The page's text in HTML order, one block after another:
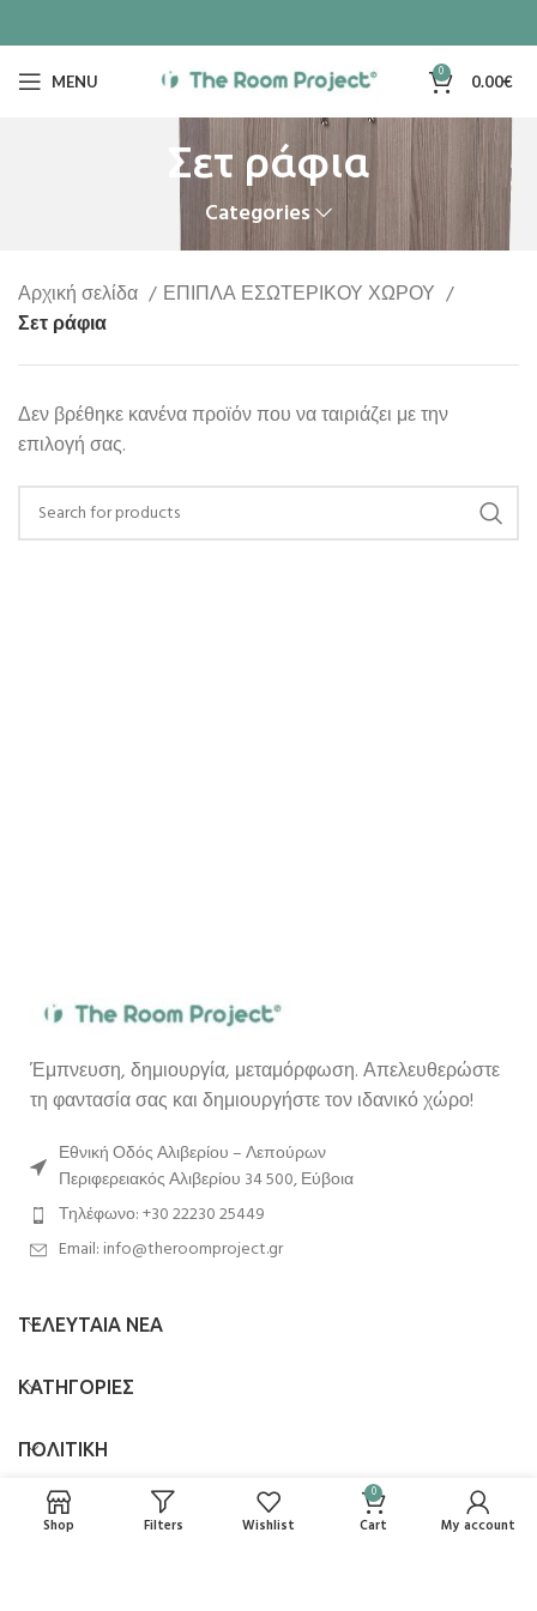
MENU 0 0.00€
Σετ ράφια
Categories
Αρχική σελίδα
ΕΠΙΠΛΑ ΕΣΩΤΕΡΙΚΟΥ ΧΩΡΟΥ
Σετ ράφια
Δεν βρέθηκε κανένα προϊόν που να ταιριάζει με την
επιλογή σας.
Έμπνευση, δημιουργία, μεταμόρφωση. Απελευθερώστε
τη φαντασία σας και δημιουργήστε τον ιδανικό χώρο!
Εθνική Οδός Αλιβερίου – Λεπούρων
Περιφερειακός Αλιβερίου 34 500, Εύβοια
Τηλέφωνο: +30 22230 25449
Email: info@theroomproject.gr
ΤΕΛΕΥΤΑΙΑ ΝΕΑ
ΚΑΤΗΓΟΡΙΕΣ
ΠΟΛΙΤΙΚΗ
ΑΚΟΛΟΥΘΗΣΤΕ ΜΑΣ
Shop Filters Wishlist
0
Cart My account